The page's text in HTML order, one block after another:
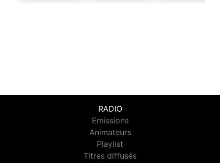
RADIO
Emissions
Animateurs
Playlist
Titres diffusés